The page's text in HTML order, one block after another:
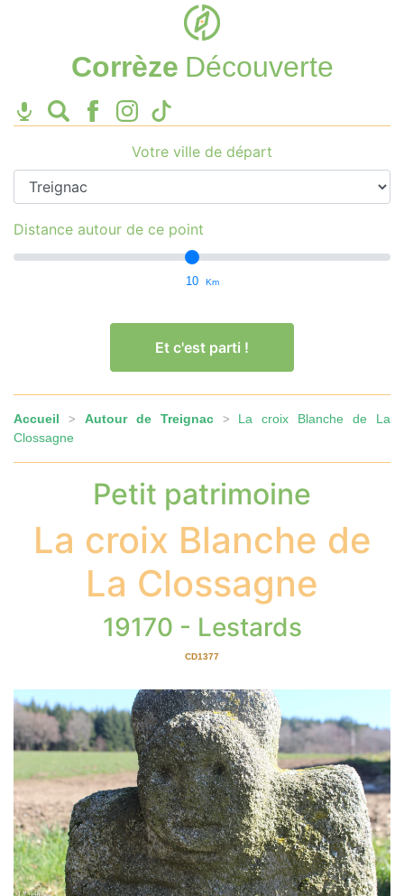
Corrèze Découverte
Votre ville de départ
Distance autour de ce point
10 Km
Et c'est parti !
Accueil > Autour de Treignac> La croix Blanche de La
Clossagne
Petit patrimoine
La croix Blanche de
La Clossagne
19170 - Lestards
CD1377